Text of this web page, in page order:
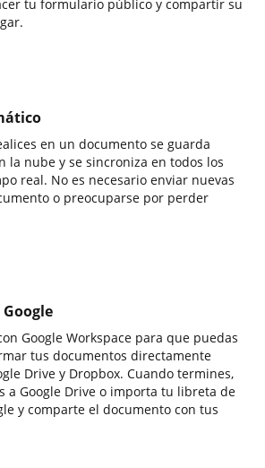
tu formulario público y compartir su
en un documento se guarda
la nube y se sincroniza en todos los
real. No es necesario enviar nuevas
o preocuparse por perder
Google Workspace para que puedas
tus documentos directamente
Drive y Dropbox. Cuando termines,
a Google Drive o importa tu libreta de
y comparte el documento con tus